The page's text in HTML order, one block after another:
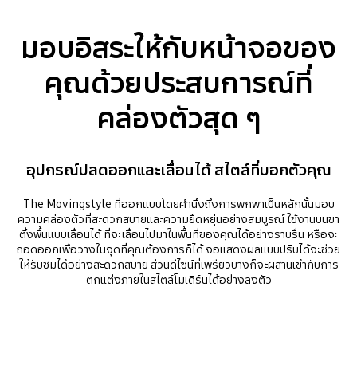
มอบอิสระให้กับหน้าจอของ
คุณด้วยประสบการณ์ที่
คล่องตัวสุด ๆ
อุปกรณ์ปลดออกและเลื่อนได้ สไตล์ที่บอกตัวคุณ
The Movingstyle ที่ออกแบบโดยคำนึงถึงการพกพาเป็นหลักนั้นมอบ
ความคล่องตัวที่สะดวกสบายและความยืดหยุ่นอย่างสมบูรณ์ ใช้งานบนขา
ตั้งพื้นแบบเลื่อนได้ ที่จะเลื่อนไปมาในพื้นที่ของคุณได้อย่างราบรื่น หรือจะ
ถอดออกเพื่อวางในจุดที่คุณต้องการก็ได้ จอแสดงผลแบบปรับได้จะช่วย
ให้รับชมได้อย่างสะดวกสบาย ส่วนดีไซน์ที่เพรียวบางก็จะผสานเข้ากับการ
ตกแต่งภายในสไตล์โมเดิร์นได้อย่างลงตัว